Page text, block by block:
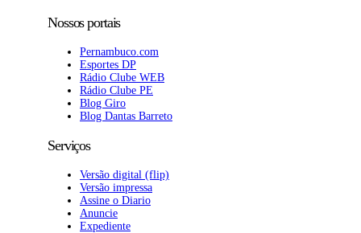
Nossos portais
Pernambuco.com
Esportes DP
Rádio Clube WEB
Rádio Clube PE
Blog Giro
Blog Dantas Barreto
Serviços
Versão digital (flip)
Versão impressa
Assine o Diario
Anuncie
Expediente